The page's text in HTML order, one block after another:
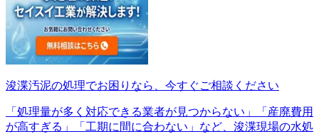
浚渫汚泥の処理でお困りなら、今すぐご相談ください
「処理量が多く対応できる業者が見つからない」「産廃費用
が高すぎる」「工期に間に合わない」など、浚渫現場の水処